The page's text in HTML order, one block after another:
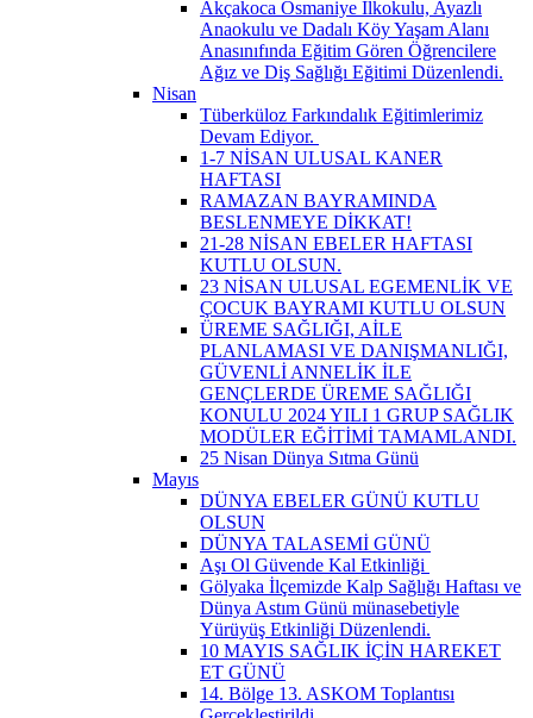
Akçakoca Osmaniye İlkokulu, Ayazlı
Anaokulu ve Dadalı Köy Yaşam Alanı
Anasınıfında Eğitim Gören Öğrencilere
Ağız ve Diş Sağlığı Eğitimi Düzenlendi.
Nisan
Tüberküloz Farkındalık Eğitimlerimiz
Devam Ediyor. ​
1-7 NİSAN ULUSAL KANER
HAFTASI
RAMAZAN BAYRAMINDA
BESLENMEYE DİKKAT!
21-28 NİSAN EBELER HAFTASI
KUTLU OLSUN.
23 NİSAN ULUSAL EGEMENLİK VE
ÇOCUK BAYRAMI KUTLU OLSUN
ÜREME SAĞLIĞI, AİLE
PLANLAMASI VE DANIŞMANLIĞI,
GÜVENLİ ANNELİK İLE
GENÇLERDE ÜREME SAĞLIĞI
KONULU 2024 YILI 1 GRUP SAĞLIK
MODÜLER EĞİTİMİ TAMAMLANDI.
25 Nisan Dünya Sıtma Günü
Mayıs
DÜNYA EBELER GÜNÜ KUTLU
OLSUN
DÜNYA TALASEMİ GÜNÜ
Aşı Ol Güvende Kal Etkinliği ​
Gölyaka İlçemizde Kalp Sağlığı Haftası ve
Dünya Astım Günü münasebetiyle
Yürüyüş Etkinliği Düzenlendi.
10 MAYIS SAĞLIK İÇİN HAREKET
ET GÜNÜ
14. Bölge 13. ASKOM Toplantısı